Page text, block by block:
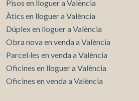
Pisos en lloguer a València
Àtics en lloguer a València
Dúplex en lloguer a València
Obra nova en venda a València
Parcel·les en venda a València
Oficines en lloguer a València
Oficines en venda a València